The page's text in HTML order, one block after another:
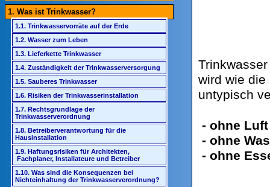
1. Was ist Trinkwasser?
1.1. Trinkwasservorräte auf der Erde
1.2. Wasser zum Leben
1.3. Lieferkette Trinkwasser
1.4. Zuständigkeit der Trinkwasserversorgung
1.5. Sauberes Trinkwasser
1.6. Risiken der Trinkwasserinstallation
1.7. Rechtsgrundlage der
Trinkwasserverordnung
1.8. Betreiberverantwortung für die
Hausinstallation
1.9. Haftungsrisiken für Architekten,
Fachplaner, Installateure und Betreiber
1.10. Was sind die Konsequenzen bei
Nichteinhaltung der Trinkwasserverordnung?
wird wie
untypisch
- ohne
- ohne
- ohne